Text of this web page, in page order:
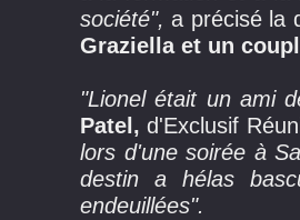
société", a précisé la
Graziella et un
"Lionel était un ami
Patel, d'Exclusif
lors d'une soirée à
destin a hélas
endeuillées".